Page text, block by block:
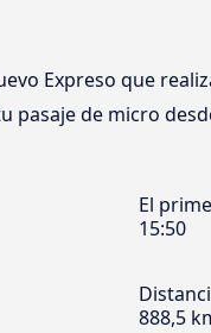
Expreso que
pasaje de micro
El
15:50
888,5